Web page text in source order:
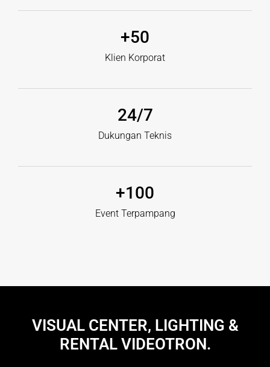
Klien Korporat
+50
Dukungan Teknis
24/7
Event Terpampang
+100
VISUAL CENTER, LIGHTING &
RENTAL VIDEOTRON.